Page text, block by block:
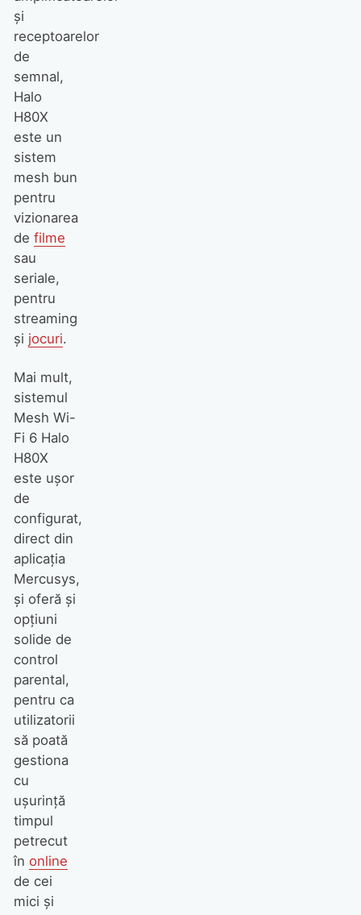
și
receptoarelor
de
semnal,
Halo
H80X
este un
sistem
mesh bun
pentru
vizionarea
de filme
sau
seriale,
pentru
streaming
și jocuri.
Mai mult,
sistemul
Mesh Wi-
Fi 6 Halo
H80X
este ușor
de
configurat,
direct din
aplicația
Mercusys,
și oferă și
opțiuni
solide de
control
parental,
pentru ca
utilizatorii
să poată
gestiona
cu
ușurință
timpul
petrecut
în online
de cei
mici și